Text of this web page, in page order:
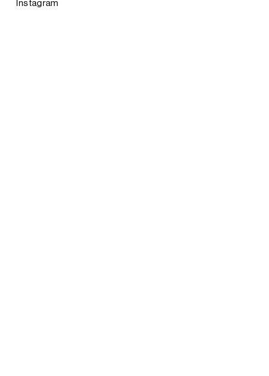
Instagram